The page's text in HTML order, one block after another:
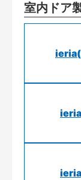
室内ドア
ieria(